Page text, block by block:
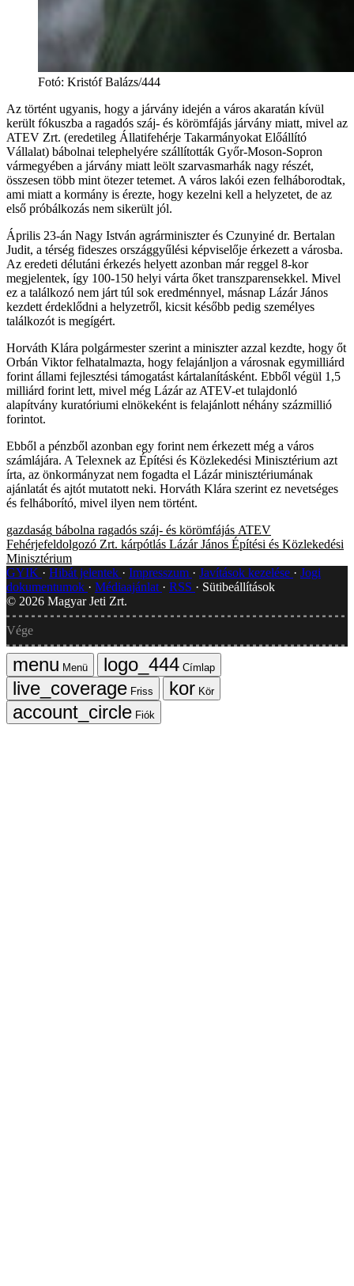
Fotó: Kristóf Balázs/444
Az történt ugyanis, hogy a járvány idején a város akaratán kívül
került fókuszba a ragadós száj- és körömfájás járvány miatt, mivel az
ATEV Zrt. (eredetileg Állatifehérje Takarmányokat Előállító
Vállalat) bábolnai telephelyére szállították Győr-Moson-Sopron
vármegyében a járvány miatt leölt szarvasmarhák nagy részét,
összesen több mint ötezer tetemet. A város lakói ezen felháborodtak,
ami miatt a kormány is érezte, hogy kezelni kell a helyzetet, de az
első próbálkozás nem sikerült jól.
Április 23-án Nagy István agrárminiszter és Czunyiné dr. Bertalan
Judit, a térség fideszes országgyűlési képviselője érkezett a városba.
Az eredeti délutáni érkezés helyett azonban már reggel 8-kor
megjelentek, így 100-150 helyi várta őket transzparensekkel. Mivel
ez a találkozó nem járt túl sok eredménnyel, másnap Lázár János
kezdett érdeklődni a helyzetről, kicsit később pedig személyes
találkozót is megígért.
Horváth Klára polgármester szerint a miniszter azzal kezdte, hogy őt
Orbán Viktor felhatalmazta, hogy felajánljon a városnak egymilliárd
forint állami fejlesztési támogatást kártalanításként. Ebből végül 1,5
milliárd forint lett, mivel még Lázár az ATEV-et tulajdonló
alapítvány kuratóriumi elnökeként is felajánlott néhány százmillió
forintot.
Ebből a pénzből azonban egy forint nem érkezett még a város
számlájára. A Telexnek az Építési és Közlekedési Minisztérium azt
írta, az önkormányzat nem fogadta el Lázár minisztériumának
ajánlatát és ajtót mutatott neki. Horváth Klára szerint ez nevetséges
és felháborító, mivel ilyen nem történt.
gazdaság bábolna ragadós száj- és körömfájás ATEV
Fehérjefeldolgozó Zrt. kárpótlás Lázár János Építési és Közlekedési
Minisztérium
GYIK
Hibát jelentek Impresszum Javítások kezelése
Jogi
dokumentumok
Médiaajánlat RSS
Sütibeállítások
© 2026 Magyar Jeti Zrt.
Vége
Menü
Címlap
Friss
Kör
Fiók